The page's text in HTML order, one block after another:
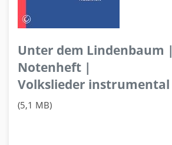
Unter dem Lindenbaum |
Notenheft |
Volkslieder instrumental
(5,1 MB)